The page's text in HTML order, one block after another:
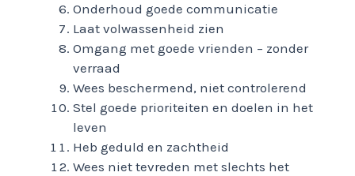
Onderhoud goede communicatie
Laat volwassenheid zien
Omgang met goede vrienden – zonder
verraad
Wees beschermend, niet controlerend
Stel goede prioriteiten en doelen in het
leven
Heb geduld en zachtheid
Wees niet tevreden met slechts het